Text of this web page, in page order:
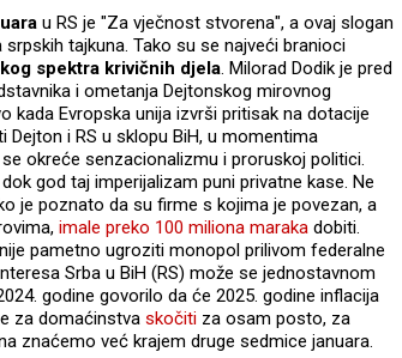
u RS je "Za vječnost stvorena", a ovaj slogan
tajkuna. Tako su se najveći branioci
spektra krivičnih djela. Milorad Dodik je pred
i ometanja Dejtonskog mirovnog
kada Evropska unija izvrši pritisak na dotacije
i RS u sklopu BiH, u momentima
okreće senzacionalizmu i proruskoj politici.
god taj imperijalizam puni privatne kase. Ne
je poznato da su firme s kojima je povezan, a
imale preko 100 miliona maraka dobiti.
pametno ugroziti monopol prilivom federalne
Srba u BiH (RS) može se jednostavnom
godine govorilo da će 2025. godine inflacija
za domaćinstva skočiti za osam posto, za
znaćemo već krajem druge sedmice januara.